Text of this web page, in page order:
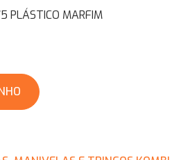
PLÁSTICO MARFIM